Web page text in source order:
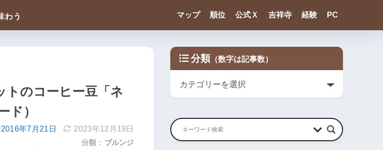
マップ 順位 公式Ｘ 吉祥寺 経験 PC
トのコーヒー豆「ネ
ド）
2016年7月21日
2023年12月19日
分類 : ブルンジ
分類